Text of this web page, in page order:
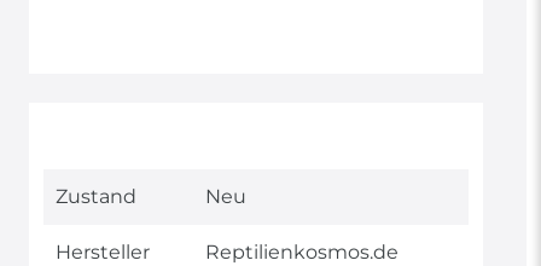
Technisches
Wert
Zustand Neu
Hersteller Reptilienkosmos.de